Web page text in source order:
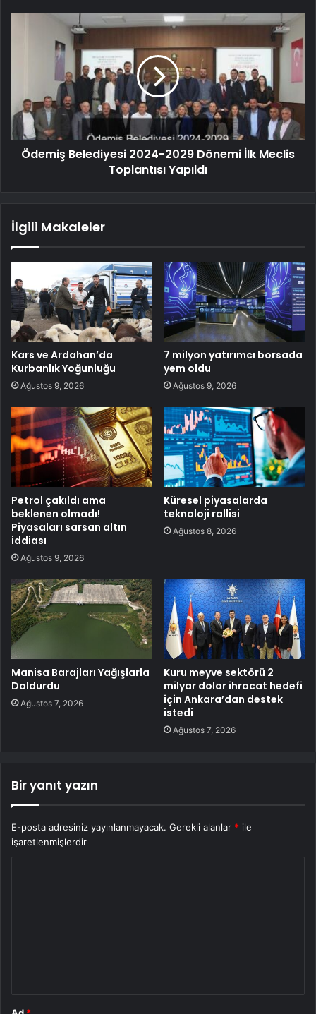
Ödemiş Belediyesi 2024-2029 Dönemi İlk Meclis
Toplantısı Yapıldı
İlgili Makaleler
Kars ve Ardahan’da
Kurbanlık Yoğunluğu
Ağustos 9, 2026
7 milyon yatırımcı borsada
yem oldu
Ağustos 9, 2026
Petrol çakıldı ama
beklenen olmadı!
Piyasaları sarsan altın
iddiası
Ağustos 9, 2026
Küresel piyasalarda
teknoloji rallisi
Ağustos 8, 2026
Manisa Barajları Yağışlarla
Doldurdu
Ağustos 7, 2026
Kuru meyve sektörü 2
milyar dolar ihracat hedefi
için Ankara’dan destek
istedi
Ağustos 7, 2026
Bir yanıt yazın
E-posta adresiniz yayınlanmayacak. Gerekli alanlar * ile
işaretlenmişlerdir